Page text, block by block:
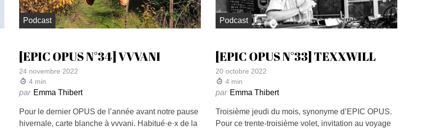
Podcast
[EPIC OPUS N°34] VVVANI
24 novembre 2022
4 min
par Emma Thibert
Pour le dernier OPUS de l’année avant notre pause
hivernale, carte blanche à vvvani. Habitué·e·x de la
Podcast
[EPIC OPUS N°33] TEXXWILL
20 octobre 2022
4 min
par Emma Thibert
Troisième jeudi du mois, synonyme d’EPIC OPUS.
Pour ce trente-troisième volet, invitation au voyage